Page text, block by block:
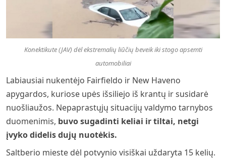
Konektikute (JAV) dėl ekstremalių liūčių beveik iki stogo apsemti
automobiliai
Labiausiai nukentėjo Fairfieldo ir New Haveno
apygardos, kuriose upės išsiliejo iš krantų ir susidarė
nuošliaužos. Nepaprastųjų situacijų valdymo tarnybos
duomenimis, buvo sugadinti keliai ir tiltai, netgi
įvyko didelis dujų nuotėkis.
Saltberio mieste dėl potvynio visiškai uždaryta 15 kelių.